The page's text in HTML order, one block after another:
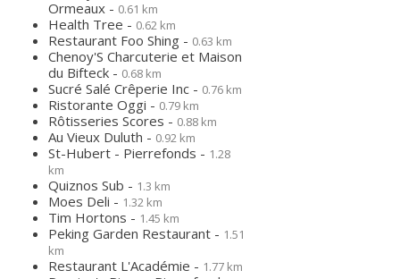
Ormeaux - 0.61 km
Health Tree - 0.62 km
Restaurant Foo Shing - 0.63 km
Chenoy'S Charcuterie et Maison
du Bifteck - 0.68 km
Sucré Salé Crêperie Inc - 0.76 km
Ristorante Oggi - 0.79 km
Rôtisseries Scores - 0.88 km
Au Vieux Duluth - 0.92 km
St-Hubert - Pierrefonds - 1.28
km
Quiznos Sub - 1.3 km
Moes Deli - 1.32 km
Tim Hortons - 1.45 km
Peking Garden Restaurant - 1.51
km
Restaurant L'Académie - 1.77 km